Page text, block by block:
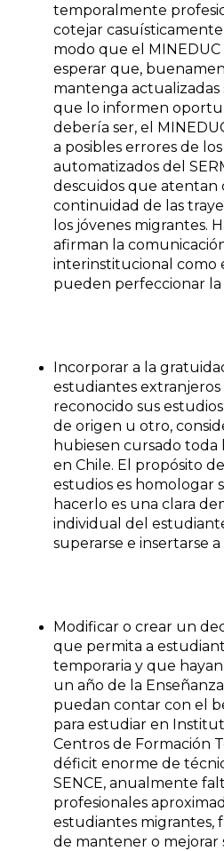
temporalmente
cotejar
modo que el
esperar que,
mantenga actualizadas
que lo informen
debería ser, el
a posibles errores de los
automatizados del
descuidos que atentan
continuidad de las
los jóvenes migrantes.
afirman la
interinstitucional como
pueden perfeccionar la
Incorporar a la
estudiantes
reconocido sus
de origen u otro,
hubiesen cursado toda
en Chile. El propósito
estudios es homologar
hacerlo es una clara
individual del
superarse e insertarse
Modificar o crear un
que permita a
temporaria y que
un año de la
puedan contar con el
para estudiar en
Centros de Formación
déficit enorme de
SENCE, anualmente
profesionales
estudiantes migrantes,
de mantener o mejorar